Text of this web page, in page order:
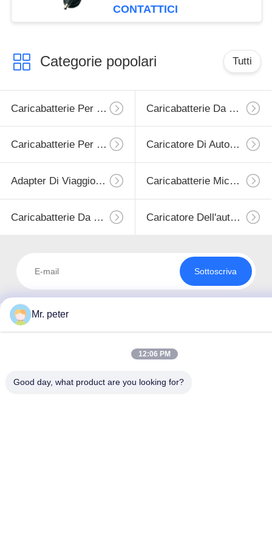
CONTATTICI
Categorie popolari Tutti
Caricabatterie Per Smartphone Caricabatterie Da Viaggio Per Cellulare
Caricabatterie Per IPhone Rimontabili Caricatore Di Auto USB
Adapter Di Viaggio USB Caricabatterie Micro USB Rimontabili
Caricabatterie Da Viaggio Per IPhone Caricatore Dell'automobile Di Iphone
Sottoscriva
Mr. peter
12:06 PM
Good day, what product are you looking for?